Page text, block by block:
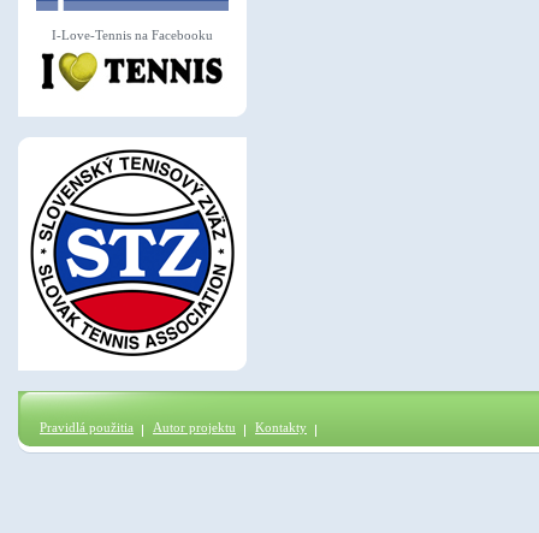
I-Love-Tennis na Facebooku
Pravidlá použitia Autor projektu Kontakty